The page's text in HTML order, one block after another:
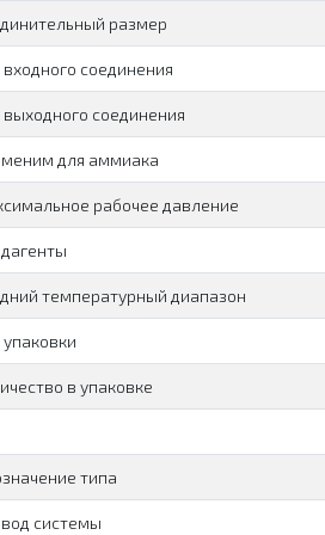
размер
соединения
выходного соединения
для аммиака
рабочее давление
температурный диапазон
в упаковке
типа
системы